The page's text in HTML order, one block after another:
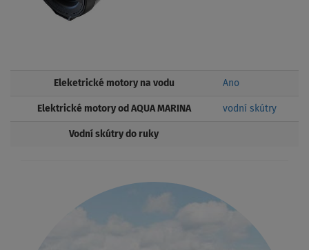
Eleketrické motory na vodu Ano
Elektrické motory od AQUA MARINA vodní skútry
Vodní skútry do ruky